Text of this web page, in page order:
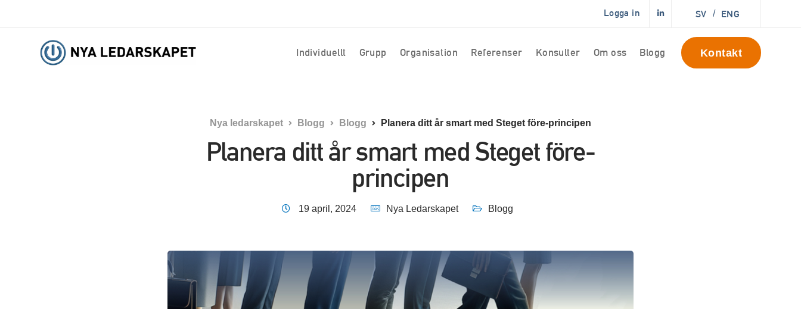
Logga in SV / ENG
Individuellt Grupp Organisation Referenser Konsulter Om oss Blogg Kontakt
Nya ledarskapet Blogg Blogg Planera ditt år smart med Steget före-principen
Planera ditt år smart med Steget före-
principen
19 april, 2024 Nya Ledarskapet Blogg